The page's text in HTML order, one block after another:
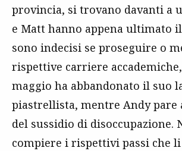
provincia, si trovano davanti a
e Matt hanno appena ultimato
sono indecisi se proseguire o
rispettive carriere accademiche,
maggio ha abbandonato il suo
piastrellista, mentre Andy pare
del sussidio di disoccupazione.
compiere i rispettivi passi che li